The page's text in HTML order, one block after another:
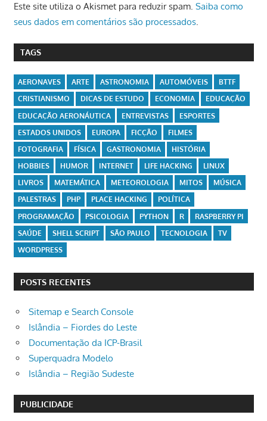
Este site utiliza o Akismet para reduzir spam. Saiba como
seus dados em comentários são processados.
TAGS
AERONAVES ARTE ASTRONOMIA AUTOMÓVEIS
BTTF
CRISTIANISMO
DICAS DE ESTUDO ECONOMIA
EDUCAÇÃO
EDUCAÇÃO AERONÁUTICA
ENTREVISTAS
ESPORTES
ESTADOS UNIDOS
EUROPA FICÇÃO
FILMES
FOTOGRAFIA
FÍSICA GASTRONOMIA
HISTÓRIA
HOBBIES
HUMOR INTERNET LIFE HACKING
LINUX
LIVROS
MATEMÁTICA METEOROLOGIA MITOS
MÚSICA
PALESTRAS
PHP PLACE HACKING
POLÍTICA
PROGRAMAÇÃO
PSICOLOGIA PYTHON R
RASPBERRY PI
SAÚDE
SHELL SCRIPT SÃO PAULO TECNOLOGIA
TV
WORDPRESS
POSTS RECENTES
Sitemap e Search Console
Islândia – Fiordes do Leste
Documentação da ICP-Brasil
Superquadra Modelo
Islândia – Região Sudeste
PUBLICIDADE